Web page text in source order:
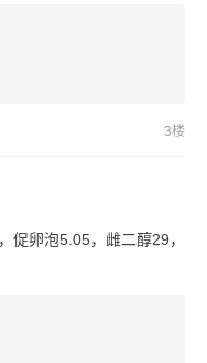
3楼
促卵泡5.05，雌二醇29，